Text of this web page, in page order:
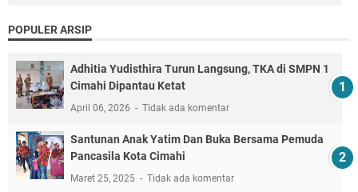
POPULER ARSIP
Adhitia Yudisthira Turun Langsung, TKA di SMPN 1
Cimahi Dipantau Ketat
April 06, 2026 Tidak ada komentar
Santunan Anak Yatim Dan Buka Bersama Pemuda
Pancasila Kota Cimahi
Maret 25, 2025 Tidak ada komentar